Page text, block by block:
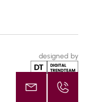
designed by